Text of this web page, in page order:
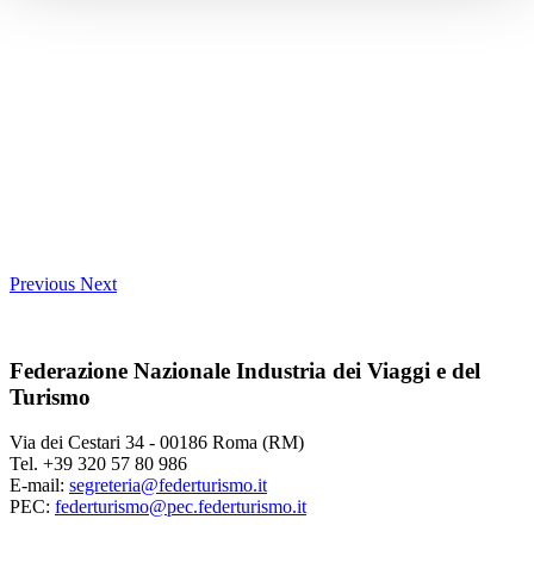
Previous Next
Federazione Nazionale Industria dei Viaggi e del
Turismo
Via dei Cestari 34 - 00186 Roma (RM)
Tel. +39 320 57 80 986
E-mail: segreteria@federturismo.it
PEC: federturismo@pec.federturismo.it